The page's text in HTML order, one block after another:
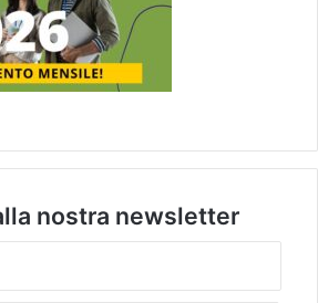
nostra newsletter